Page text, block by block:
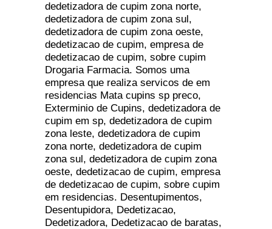
dedetizadora de cupim zona norte,
dedetizadora de cupim zona sul,
dedetizadora de cupim zona oeste,
dedetizacao de cupim, empresa de
dedetizacao de cupim, sobre cupim
Drogaria Farmacia. Somos uma
empresa que realiza servicos de em
residencias Mata cupins sp preco,
Exterminio de Cupins, dedetizadora de
cupim em sp, dedetizadora de cupim
zona leste, dedetizadora de cupim
zona norte, dedetizadora de cupim
zona sul, dedetizadora de cupim zona
oeste, dedetizacao de cupim, empresa
de dedetizacao de cupim, sobre cupim
em residencias. Desentupimentos,
Desentupidora, Dedetizacao,
Dedetizadora, Dedetizacao de baratas,